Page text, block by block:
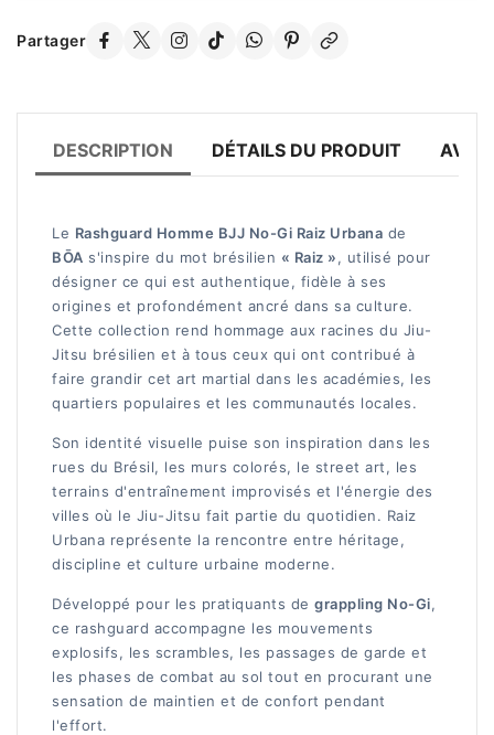
Partager
DESCRIPTION DÉTAILS DU PRODUIT AVIS
Le Rashguard Homme BJJ No-Gi Raiz Urbana de
BŌA s'inspire du mot brésilien « Raiz », utilisé pour
désigner ce qui est authentique, fidèle à ses
origines et profondément ancré dans sa culture.
Cette collection rend hommage aux racines du Jiu-
Jitsu brésilien et à tous ceux qui ont contribué à
faire grandir cet art martial dans les académies, les
quartiers populaires et les communautés locales.
Son identité visuelle puise son inspiration dans les
rues du Brésil, les murs colorés, le street art, les
terrains d'entraînement improvisés et l'énergie des
villes où le Jiu-Jitsu fait partie du quotidien. Raiz
Urbana représente la rencontre entre héritage,
discipline et culture urbaine moderne.
Développé pour les pratiquants de grappling No-Gi,
ce rashguard accompagne les mouvements
explosifs, les scrambles, les passages de garde et
les phases de combat au sol tout en procurant une
sensation de maintien et de confort pendant
l'effort.